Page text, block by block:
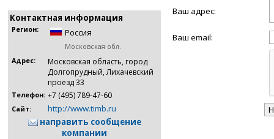
Контактная информация
Регион: Россия
Московская обл.
Адрес:
Московская область, город
Долгопрудный, Лихачевский
проезд 33
Телефон: +7 (495) 789-47-60
Сайт:
http://www.timb.ru
направить сообщение
компании
Ваш адрес:
Ваш email: